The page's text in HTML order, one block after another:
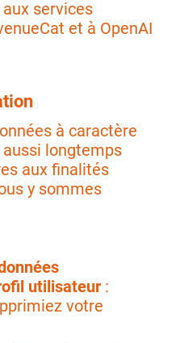
services
et à OpenAI
à caractère
longtemps
aux finalités
y sommes
utilisateur :
votre